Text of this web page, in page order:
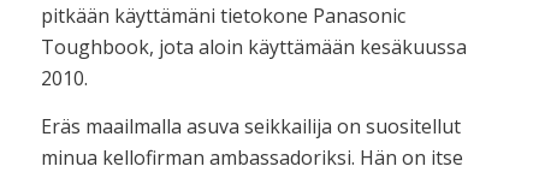
pitkään käyttämäni tietokone Panasonic
Toughbook, jota aloin käyttämään kesäkuussa
2010.
Eräs maailmalla asuva seikkailija on suositellut
minua kellofirman ambassadoriksi. Hän on itse